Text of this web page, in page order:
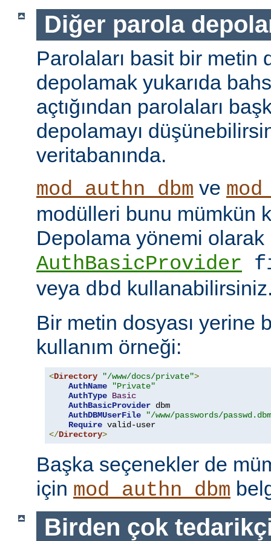
Diğer parola
Parolaları basit bir metin
depolamak yukarıda
açtığından parolaları
depolamayı
veritabanında.
mod_authn_dbm ve
modülleri bunu mümkün
Depolama yönemi olarak
AuthBasicProvider
veya dbd
Bir metin dosyası yerine
kullanım örneği:
<Directory "/www/docs/private">
AuthName
"Private"
AuthType Basic
AuthBasicProvider dbm
AuthDBMUserFile
"/www/passwords/
Require
</Directory>
Başka seçenekler de
için mod_authn_dbm
Birden çok